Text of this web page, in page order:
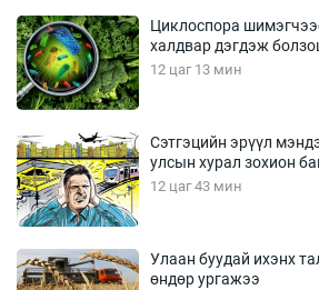
Циклоспора
халдвар дэгдэж
12 цаг 13 мин
Сэтгэцийн эрүүл
улсын хурал зохион
12 цаг 43 мин
Улаан буудай ихэнх
өндөр ургажээ